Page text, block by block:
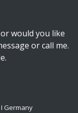
would you like
or call me.
Germany